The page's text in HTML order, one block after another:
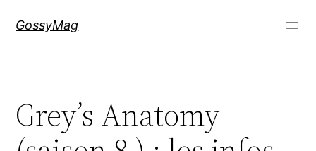
GossyMag
Grey’s Anatomy